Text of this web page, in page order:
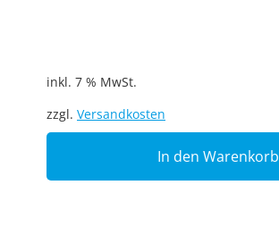
inkl. 7 % MwSt.
zzgl. Versandkosten
In den Warenkorb